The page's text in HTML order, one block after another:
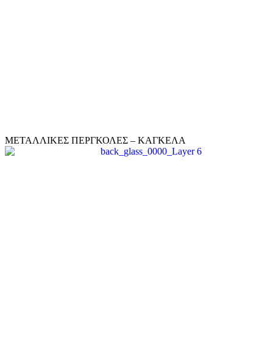
ΜΕΤΑΛΛΙΚΕΣ ΠΕΡΓΚΟΛΕΣ – ΚΑΓΚΕΛΑ